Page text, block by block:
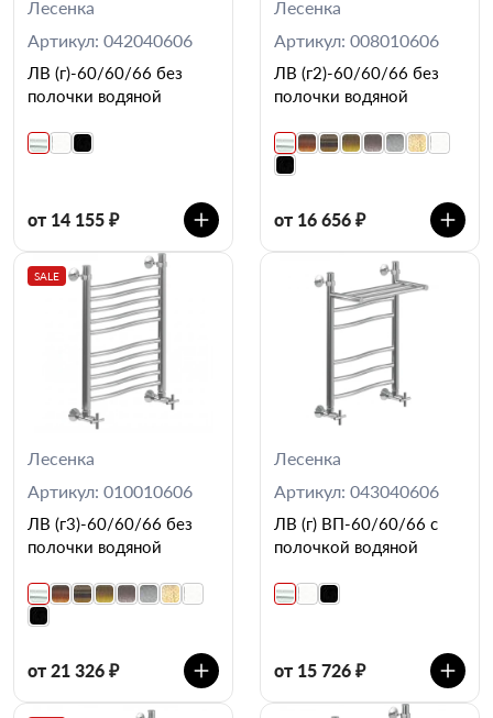
Лесенка
Артикул: 042040606
ЛВ (г)-60/60/66 без
полочки водяной
от 14 155 ₽
Лесенка
Артикул: 008010606
ЛВ (г2)-60/60/66 без
полочки водяной
от 16 656 ₽
SALE
Лесенка
Артикул: 010010606
ЛВ (г3)-60/60/66 без
полочки водяной
от 21 326 ₽
Лесенка
Артикул: 043040606
ЛВ (г) ВП-60/60/66 с
полочкой водяной
от 15 726 ₽